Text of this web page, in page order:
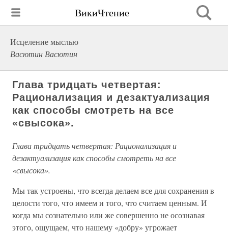
ВикиЧтение
Исцеление мыслью
Васютин Васютин
Глава тридцать четвертая:
Рационализация и дезактуализация
как способы смотреть на все
«свысока».
Глава тридцать четвертая: Рационализация и
дезактуализация как способы смотреть на все
«свысока».
Мы так устроены, что всегда делаем все для сохранения в
целости того, что имеем и того, что считаем ценным. И
когда мы сознательно или же совершенно не осознавая
этого, ощущаем, что нашему «добру» угрожает